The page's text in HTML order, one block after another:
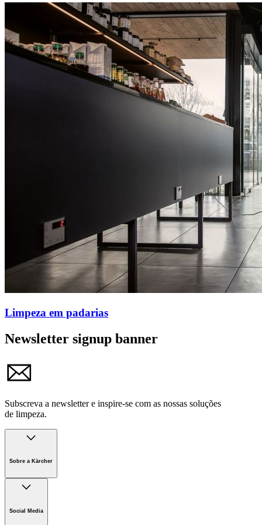
Limpeza em padarias
Newsletter signup banner
Subscreva a newsletter e inspire-se com as nossas soluções
de limpeza.
Sobre a Kärcher
Carreiras
Social Media